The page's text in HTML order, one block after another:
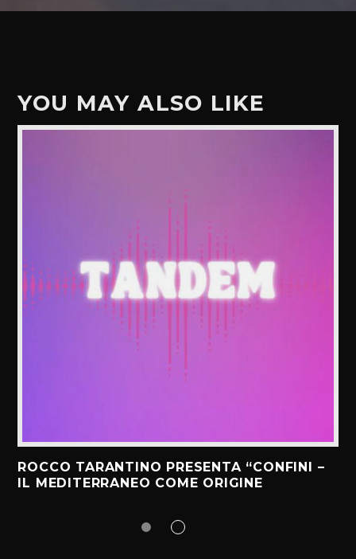
YOU MAY ALSO LIKE
ROCCO TARANTINO PRESENTA “CONFINI –
IL MEDITERRANEO COME ORIGINE